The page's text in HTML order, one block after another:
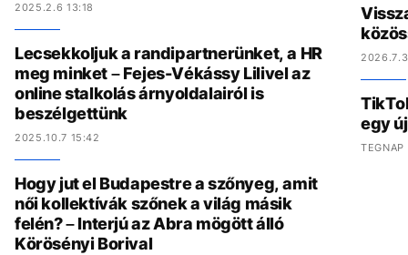
2025.2.6 13:18
Lecsekkoljuk a randipartnerünket, a HR
meg minket – Fejes-Vékássy Lilivel az
online stalkolás árnyoldalairól is
beszélgettünk
2025.10.7 15:42
Hogy jut el Budapestre a szőnyeg, amit
női kollektívák szőnek a világ másik
felén? – Interjú az Abra mögött álló
Körösényi Borival
egy